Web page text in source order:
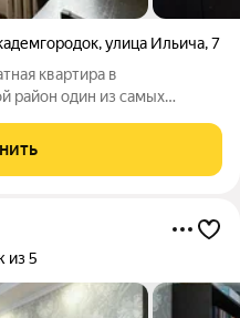
,улица Ильича,7
из самых
кафе и
из 5